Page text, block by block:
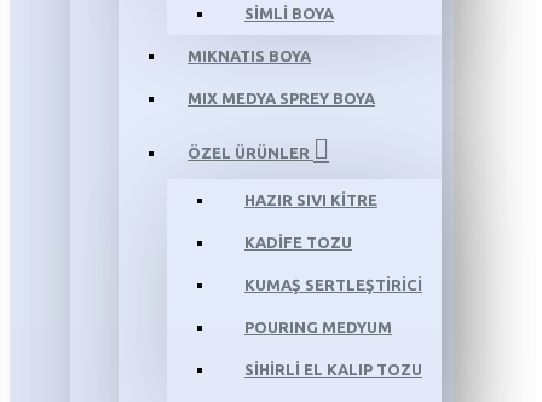
SİMLİ BOYA
MIKNATIS BOYA
MIX MEDYA SPREY BOYA
ÖZEL ÜRÜNLER
HAZIR SIVI KİTRE
KADİFE TOZU
KUMAŞ SERTLEŞTİRİCİ
POURING MEDYUM
SİHİRLİ EL KALIP TOZU